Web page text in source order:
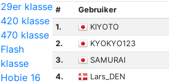
29er klasse
420 klasse
470 klasse
Flash
klasse
Hobie 16
#
Gebruiker
1.
KIYOTO
2.
KYOKYO123
3.
SAMURAI
4.
Lars_DEN